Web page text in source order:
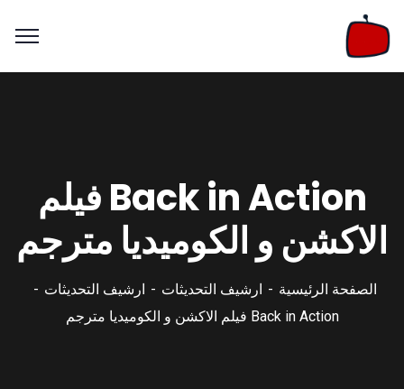
Back in Action فيلم
الاكشن و الكوميديا مترجم
الصفحة الرئيسية ارشيف التحديثات
ارشيف التحديثات
Back in Action فيلم الاكشن و الكوميديا مترجم